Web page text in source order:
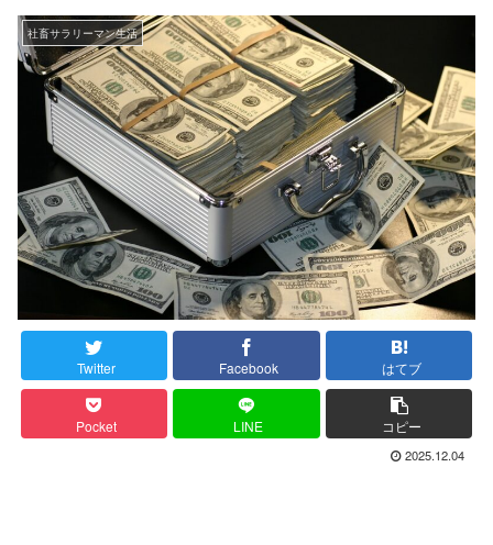
社畜サラリーマン生活
Twitter Facebook はてブ
Pocket LINE コピー
2025.12.04